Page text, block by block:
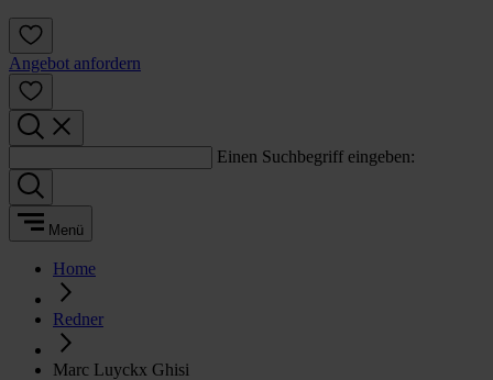
Angebot anfordern
Einen Suchbegriff eingeben:
Menü
Home
Redner
Marc Luyckx Ghisi